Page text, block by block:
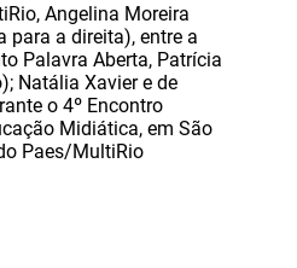
Angelina Moreira
para a direita), entre a
Palavra Aberta, Patrícia
Natália Xavier e de
o 4º Encontro
Midiática, em São
Paes/MultiRio